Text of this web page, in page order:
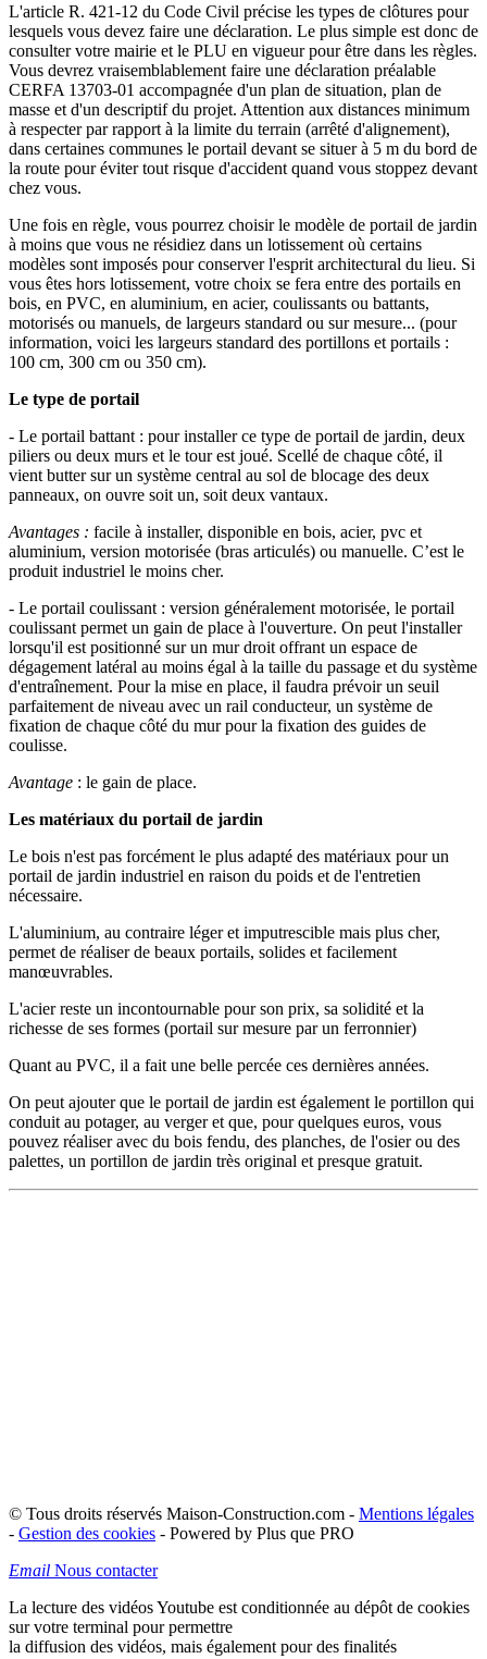
L'article R. 421-12 du Code Civil précise les types de clôtures pour
lesquels vous devez faire une déclaration. Le plus simple est donc de
consulter votre mairie et le PLU en vigueur pour être dans les règles.
Vous devrez vraisemblablement faire une déclaration préalable
CERFA 13703-01 accompagnée d'un plan de situation, plan de
masse et d'un descriptif du projet. Attention aux distances minimum
à respecter par rapport à la limite du terrain (arrêté d'alignement),
dans certaines communes le portail devant se situer à 5 m du bord de
la route pour éviter tout risque d'accident quand vous stoppez devant
chez vous.
Une fois en règle, vous pourrez choisir le modèle de portail de jardin
à moins que vous ne résidiez dans un lotissement où certains
modèles sont imposés pour conserver l'esprit architectural du lieu. Si
vous êtes hors lotissement, votre choix se fera entre des portails en
bois, en PVC, en aluminium, en acier, coulissants ou battants,
motorisés ou manuels, de largeurs standard ou sur mesure... (pour
information, voici les largeurs standard des portillons et portails :
100 cm, 300 cm ou 350 cm).
Le type de portail
- Le portail battant : pour installer ce type de portail de jardin, deux
piliers ou deux murs et le tour est joué. Scellé de chaque côté, il
vient butter sur un système central au sol de blocage des deux
panneaux, on ouvre soit un, soit deux vantaux.
Avantages : facile à installer, disponible en bois, acier, pvc et
aluminium, version motorisée (bras articulés) ou manuelle. C’est le
produit industriel le moins cher.
- Le portail coulissant : version généralement motorisée, le portail
coulissant permet un gain de place à l'ouverture. On peut l'installer
lorsqu'il est positionné sur un mur droit offrant un espace de
dégagement latéral au moins égal à la taille du passage et du système
d'entraînement. Pour la mise en place, il faudra prévoir un seuil
parfaitement de niveau avec un rail conducteur, un système de
fixation de chaque côté du mur pour la fixation des guides de
coulisse.
Avantage : le gain de place.
Les matériaux du portail de jardin
Le bois n'est pas forcément le plus adapté des matériaux pour un
portail de jardin industriel en raison du poids et de l'entretien
nécessaire.
L'aluminium, au contraire léger et imputrescible mais plus cher,
permet de réaliser de beaux portails, solides et facilement
manœuvrables.
L'acier reste un incontournable pour son prix, sa solidité et la
richesse de ses formes (portail sur mesure par un ferronnier)
Quant au PVC, il a fait une belle percée ces dernières années.
On peut ajouter que le portail de jardin est également le portillon qui
conduit au potager, au verger et que, pour quelques euros, vous
pouvez réaliser avec du bois fendu, des planches, de l'osier ou des
palettes, un portillon de jardin très original et presque gratuit.
© Tous droits réservés Maison-Construction.com - Mentions légales
- Gestion des cookies - Powered by Plus que PRO
Email Nous contacter
La lecture des vidéos Youtube est conditionnée au dépôt de cookies
sur votre terminal pour permettre
la diffusion des vidéos, mais également pour des finalités